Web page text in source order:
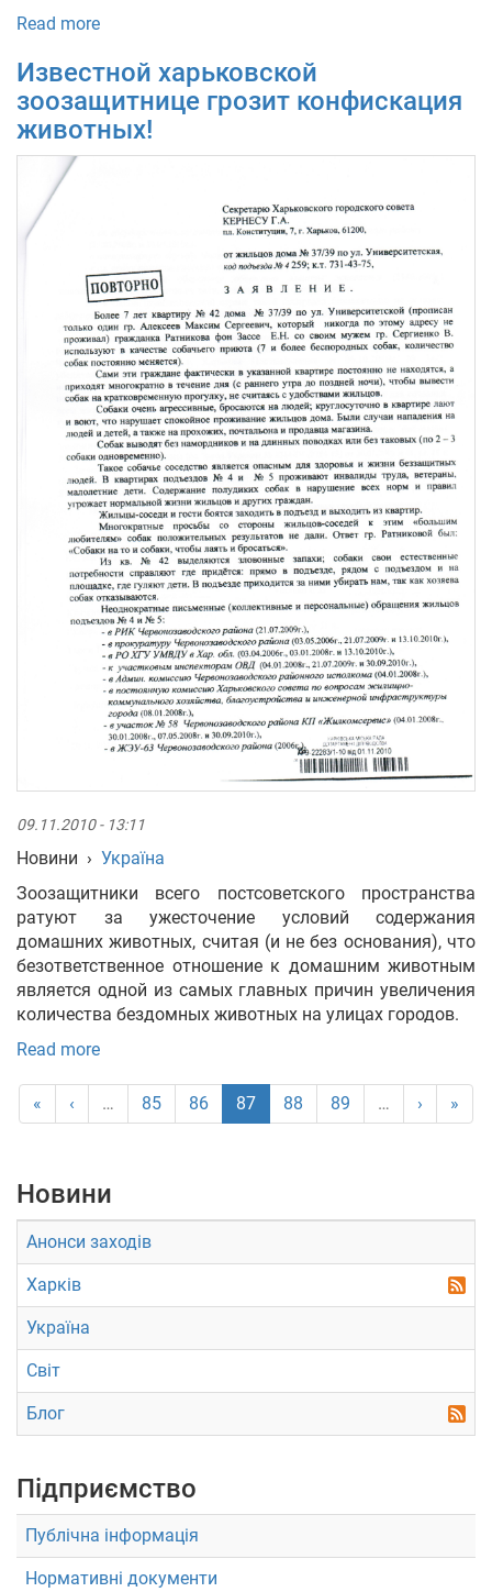
Read more
Известной харьковской
зоозащитнице грозит конфискация
животных!
09.11.2010 - 13:11
Новини › Україна
Зоозащитники всего постсоветского пространства
ратуют за ужесточение условий содержания
домашних животных, считая (и не без основания), что
безответственное отношение к домашним животным
является одной из самых главных причин увеличения
количества бездомных животных на улицах городов.
Read more
« ‹ … 85 86 87 88 89 … › »
Новини
Анонси заходів
Харків
Україна
Світ
Блог
Підприємство
Публічна інформація
Нормативні документи